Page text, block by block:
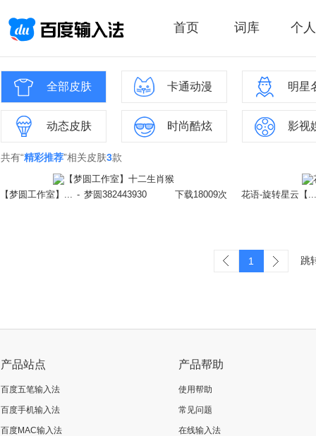
首页 词库 个
全部皮肤 卡通动漫 明星
动态皮肤 时尚酷炫 影视
共有“精彩推荐”相关皮肤3款
【梦圆工作室】... - 梦圆382443930 下载18009次 花语-旋转星云【...
1 跳
产品站点
百度五笔输入法
百度手机输入法
百度MAC输入法
产品帮助
使用帮助
常见问题
在线输入法